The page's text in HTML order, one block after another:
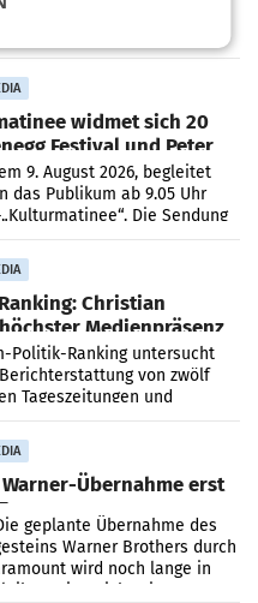
der APA entsprechende
widmet sich 20
Festival und Peter
9. August 2026, begleitet
das Publikum ab 9.05 Uhr
Die Sendung
„20 Jahre
Christian
Medienpräsenz
Politik-Ranking untersucht
von zwölf
Tageszeitungen und
Politikerinnen und
die
Übernahme erst
Die geplante Übernahme des
Warner Brothers durch
wird noch lange in
Eine Richterin setzte